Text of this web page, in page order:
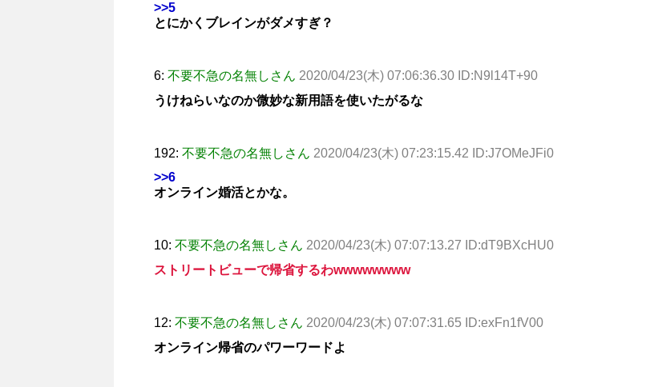
>>5
とにかくブレインがダメすぎ？
6: 不要不急の名無しさん 2020/04/23(木) 07:06:36.30 ID:N9l14T+90
うけねらいなのか微妙な新用語を使いたがるな
192: 不要不急の名無しさん 2020/04/23(木) 07:23:15.42 ID:J7OMeJFi0
>>6
オンライン婚活とかな。
10: 不要不急の名無しさん 2020/04/23(木) 07:07:13.27 ID:dT9BXcHU0
ストリートビューで帰省するわwwwwwwww
12: 不要不急の名無しさん 2020/04/23(木) 07:07:31.65 ID:exFn1fV00
オンライン帰省のパワーワードよ